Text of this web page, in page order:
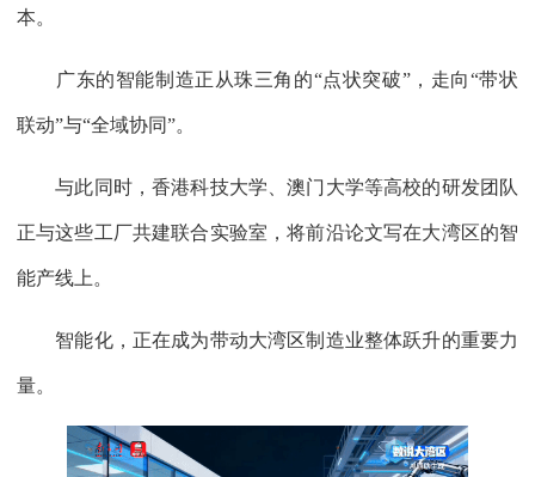
本。
广东的智能制造正从珠三角的“点状突破”，走向“带状
联动”与“全域协同”。
与此同时，香港科技大学、澳门大学等高校的研发团队
正与这些工厂共建联合实验室，将前沿论文写在大湾区的智
能产线上。
智能化，正在成为带动大湾区制造业整体跃升的重要力
量。